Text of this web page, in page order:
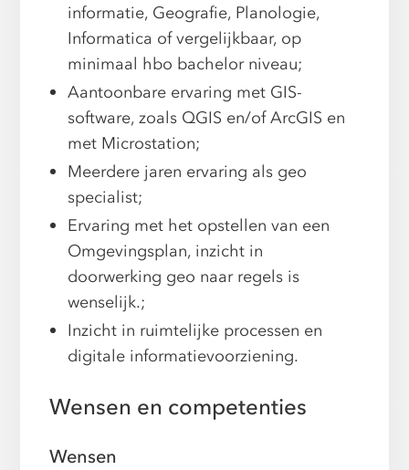
informatie, Geografie, Planologie,
Informatica of vergelijkbaar, op
minimaal hbo bachelor niveau;
Aantoonbare ervaring met GIS-
software, zoals QGIS en/of ArcGIS en
met Microstation;
Meerdere jaren ervaring als geo
specialist;
Ervaring met het opstellen van een
Omgevingsplan, inzicht in
doorwerking geo naar regels is
wenselijk.;
Inzicht in ruimtelijke processen en
digitale informatievoorziening.
Wensen en competenties
Wensen